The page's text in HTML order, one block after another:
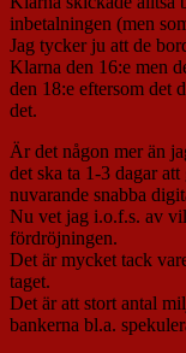
inbetalningen (men
Jag tycker ju att de
Klarna den 16:e men
den 18:e eftersom det
det.
Är det någon mer än
det ska ta 1-3 dagar
nuvarande snabba
Nu vet jag i.o.f.s. av
fördröjningen.
Det är mycket tack
taget.
Det är att stort antal
bankerna bl.a.